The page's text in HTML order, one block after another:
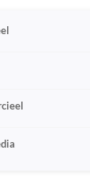
Defensie,